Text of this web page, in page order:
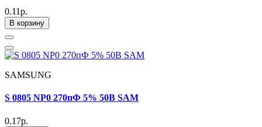
0.11р.
В корзину
SAMSUNG
S 0805 NP0 270пФ 5% 50В SAM
0.17р.